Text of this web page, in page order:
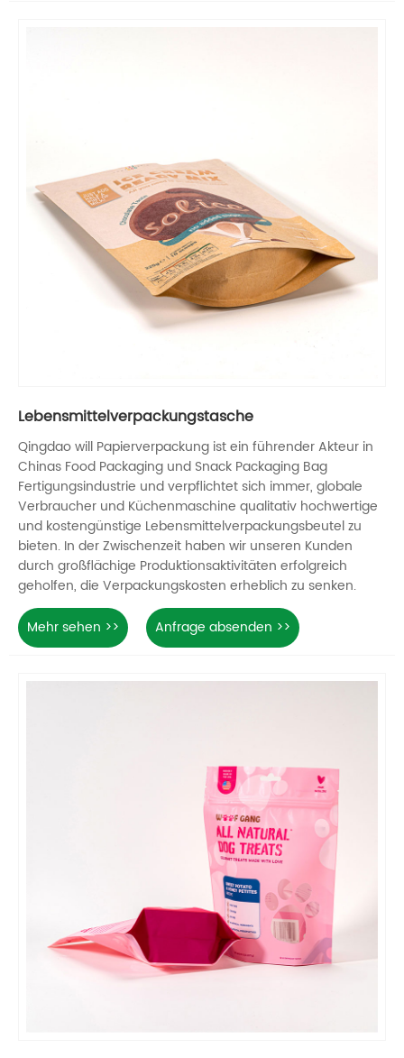
Lebensmittelverpackungstasche
Qingdao will Papierverpackung ist ein führender Akteur in
Chinas Food Packaging und Snack Packaging Bag
Fertigungsindustrie und verpflichtet sich immer, globale
Verbraucher und Küchenmaschine qualitativ hochwertige
und kostengünstige Lebensmittelverpackungsbeutel zu
bieten. In der Zwischenzeit haben wir unseren Kunden
durch großflächige Produktionsaktivitäten erfolgreich
geholfen, die Verpackungskosten erheblich zu senken.
Mehr sehen >>
Anfrage absenden >>